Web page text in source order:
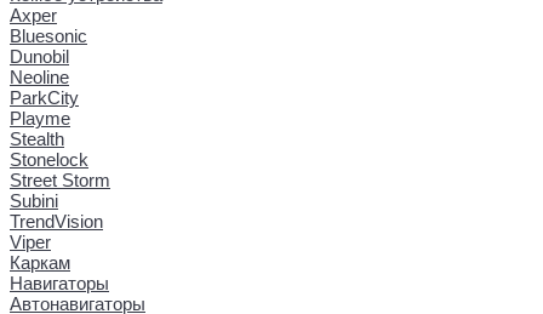
Axper
Bluesonic
Dunobil
Neoline
ParkCity
Playme
Stealth
Stonelock
Street Storm
Subini
TrendVision
Viper
Каркам
Навигаторы
Автонавигаторы